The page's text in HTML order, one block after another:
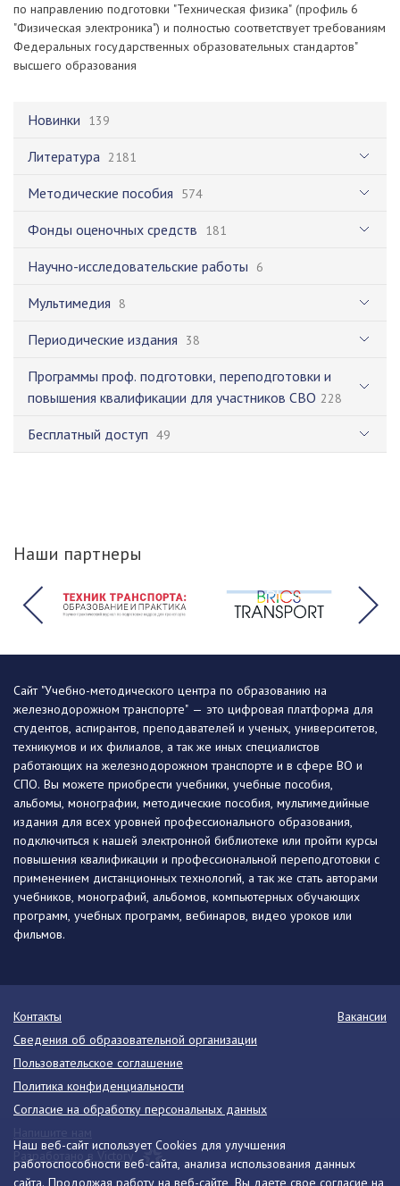
Новинки 139
Литература 2181
Методические пособия 574
Фонды оценочных средств 181
Научно-исследовательские работы 6
Мультимедия 8
Периодические издания 38
Программы проф. подготовки, переподготовки и
повышения квалификации для участников СВО 228
Бесплатный доступ 49
по направлению подготовки "Техническая физика" (профиль 6
"Физическая электроника") и полностью соответствует требованиям
Федеральных государственных образовательных стандартов"
высшего образования
Наши партнеры
Наш веб-сайт использует Cookies для улучшения
работоспособности веб-сайта, анализа использования данных
сайта. Продолжая работу на веб-сайте, Вы даете свое согласие на
Сайт "Учебно-методического центра по образованию на
железнодорожном транспорте" — это цифровая платформа для
студентов, аспирантов, преподавателей и ученых, университетов,
техникумов и их филиалов, а так же иных специалистов
работающих на железнодорожном транспорте и в сфере ВО и
СПО. Вы можете приобрести учебники, учебные пособия,
альбомы, монографии, методические пособия, мультимедийные
издания для всех уровней профессионального образования,
подключиться к нашей электронной библиотеке или пройти курсы
повышения квалификации и профессиональной переподготовки с
применением дистанционных технологий, а так же стать авторами
учебников, монографий, альбомов, компьютерных обучающих
программ, учебных программ, вебинаров, видео уроков или
фильмов.
Контакты
Вакансии
Сведения об образовательной организации
Пользовательское соглашение
Политика конфиденциальности
Согласие на обработку персональных данных
Разработано в Victory